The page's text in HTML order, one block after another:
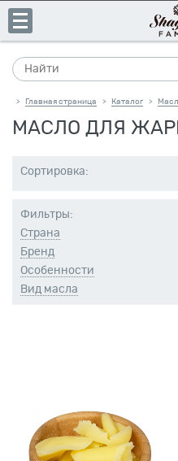
+7
(831)
413-
14-
41
Каталог
Рецепты
Главная страница > Каталог >
МАСЛО ДЛЯ
Сортировка:
Фильтры:
Страна
Бренд
Особенности
Вид масла